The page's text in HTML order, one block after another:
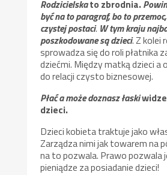
Rodzicielskato zbrodnia.
być na to paragraf, bo to
czystej postaci. W tym kraju
poszkodowane są dzieci. Z kolei
sprowadza się do roli płatnika
dziećmi. Między matką dzieci a
do relacji czysto biznesowej.
Płać a może doznasz łaski
dzieci.
Dzieci kobieta traktuje jako
Zarządza nimi jak towarem na
na to pozwala. Prawo pozwala
pieniądze za posiadanie dzieci!